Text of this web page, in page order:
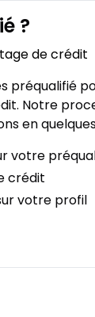
?
de crédit
préqualifié
Notre
en
votre
crédit
votre profil